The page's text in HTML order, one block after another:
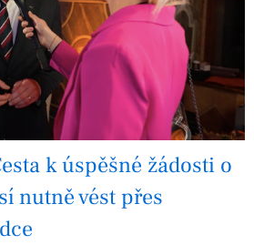
k úspěšné žádosti o
nutně vést přes